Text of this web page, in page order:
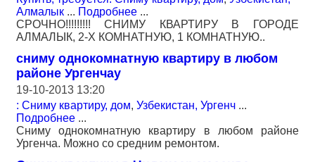
Алмалык ... Подробнее ...
СРОЧНО!!!!!!!!! СНИМУ КВАРТИРУ В ГОРОДЕ
АЛМАЛЫК, 2-Х КОМНАТНУЮ, 1 КОМНАТНУЮ..
сниму однокомнатную квартиру в любом
районе Ургенчау
19-10-2013 13:20
: Сниму квартиру, дом, Узбекистан, Ургенч ...
Подробнее ...
Сниму однокомнатную квартиру в любом районе
Ургенча. Можно со средним ремонтом.